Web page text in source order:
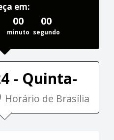
em:
00
minuto
00
segundo
- Quinta-
Horário de Brasília